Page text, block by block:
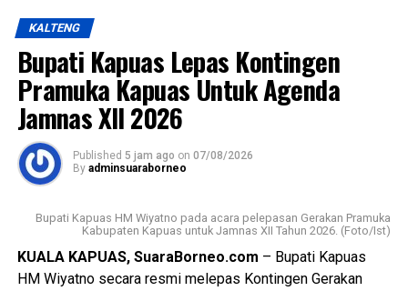
WhatsApp
Messenger 0 Twitter/X 0
hukum UU Nomor 41 Tahun 2009 tentang Perlindungan
LP2B PP Nomor 1 Tahun 2011 kemudian Peraturan
pelaksana lainnya yakni Keputusan Bupati Kapuas Nomor
537/DISTAN Tahun 2022 tentang Penetapan KP2B LP2B
dan LCP2B.
Lebih lanjut ia menjelaskan luasan lahan pertanian pangan
berkelanjutan (LP2B) Kabupaten Kapuas adalah 38.323,62
Kemudian luasan cadangan lahan pertanian berkelanjutan
(LCP2B) Kabupaten Kapuas 22.553,37 Ha.
KALTENG
Bupati Kapuas Lepas Kontingen
Pramuka Kapuas Untuk Agenda
Jamnas XII 2026
Published 5 jam ago on 07/08/2026
By adminsuaraborneo
Bupati Kapuas HM Wiyatno pada acara pelepasan Gerakan Pramuka
Kabupaten Kapuas untuk Jamnas XII Tahun 2026. (Foto/Ist)
KUALA KAPUAS, SuaraBorneo.com – Bupati Kapuas
HM Wiyatno secara resmi melepas Kontingen Gerakan